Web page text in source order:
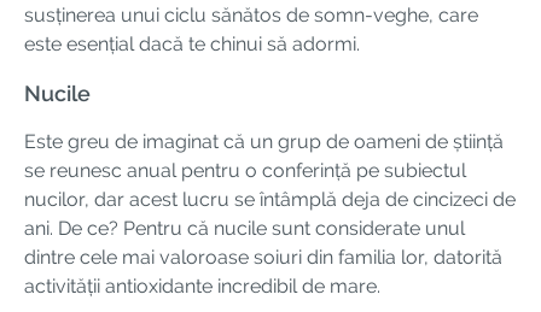
susținerea unui ciclu sănătos de somn-veghe, care
este esențial dacă te chinui să adormi.
Nucile
Este greu de imaginat că un grup de oameni de știință
se reunesc anual pentru o conferință pe subiectul
nucilor, dar acest lucru se întâmplă deja de cincizeci de
ani. De ce? Pentru că nucile sunt considerate unul
dintre cele mai valoroase soiuri din familia lor, datorită
activității antioxidante incredibil de mare.